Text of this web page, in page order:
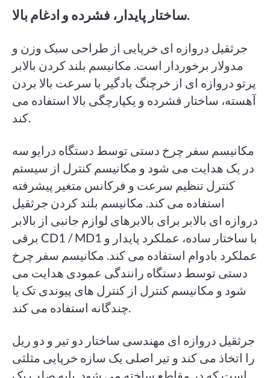
ساختار پایدار، فشرده و ادغام بالا.
جرثقیل دروازه ای خرپایی از طراحی سبک وزن و
مدولار برخوردار است. مکانیسم بلند کردن بالابر
پرتو دروازه ای از خرچنگ بادگیر با سرعت بالا بردن
آهسته، ساختار فشرده و یکپارچگی بالا استفاده می
کند.
مکانیسم سفر چرخ دستی توسط دستگاه درایو سه
در یک هدایت می شود و مکانیسم کنترل از سیستم
کنترل تنظیم سرعت و فرکانس متغیر پیشرفته
استفاده می کند. مکانیسم بلند کردن جرثقیل
دروازه ای بالابر برای بالابرهای لوازم جانبی از بالابر
برقی CD1 / MD1 با ساختار ساده، عملکرد پایدار و
عملکرد بادوام استفاده می کند. مکانیسم سفر چرخ
دستی توسط دستگاه رانندگی عمودی هدایت می
شود و مکانیسم کنترل از کنترل های پیوندی تک یا
چندگانه استفاده می کند.
جرثقیل دروازه ای مهندسی ساختار دو تیر و دو ریل
را اتخاذ می کند و تیر اصلی یک سازه خرپایی مثلثی
است که در مقاطع ساخته می شود. پایه صلب یک